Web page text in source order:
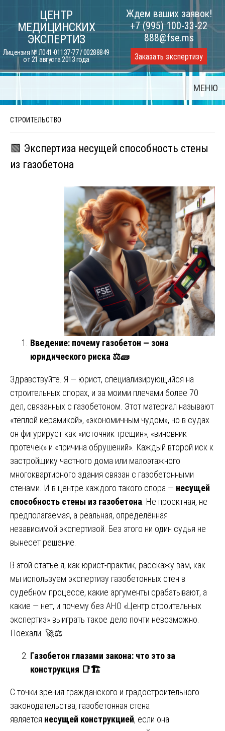
content
ЦЕНТР
МЕДИЦИНСКИХ
ЭКСПЕРТИЗ
Лицензия № Л041-01137-77 / 00288849
от 21 августа 2013 года
Ждем ваших заявок!
+7 (995) 100-33-22
888@fse.ms
Заказать экспертизу
МЕНЮ
СТРОИТЕЛЬСТВО
🟩 Экспертиза несущей способность стены
из газобетона
Введение: почему газобетон — зона
юридического риска ⚖🧱
Здравствуйте. Я — юрист, специализирующийся на
строительных спорах, и за моими плечами более 70
дел, связанных с газобетоном. Этот материал называют
«тёплой керамикой», «экономичным чудом», но в судах
он фигурирует как «источник трещин», «виновник
протечек» и «причина обрушений». Каждый второй иск к
застройщику частного дома или малоэтажного
многоквартирного здания связан с газобетонными
стенами. И в центре каждого такого спора — несущей
способность стены из газобетона . Не проектная, не
предполагаемая, а реальная, определённая
независимой экспертизой. Без этого ни один судья не
вынесет решение.
В этой статье я, как юрист-практик, расскажу вам, как
мы используем экспертизу газобетонных стен в
судебном процессе, какие аргументы срабатывают, а
какие — нет, и почему без АНО «Центр строительных
экспертиз» выиграть такое дело почти невозможно.
Поехали. 🚀⚖️
Газобетон глазами закона: что это за
конструкция 📑🏗
С точки зрения гражданского и градостроительного
законодательства, газобетонная стена
является несущей конструкцией, если она